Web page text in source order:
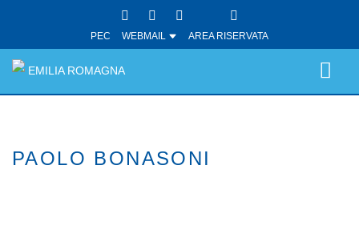
PEC WEBMAIL AREA RISERVATA
EMILIA ROMAGNA
PAOLO BONASONI